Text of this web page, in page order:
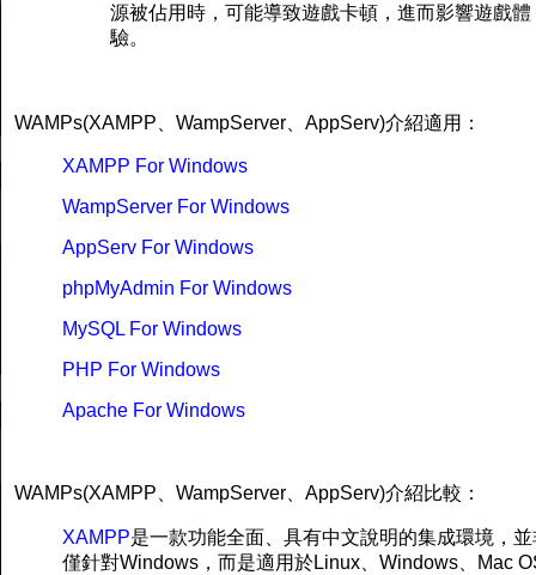
源被佔用時，可能導致遊戲卡頓，進而影響遊戲體
驗。
WAMPs(XAMPP、WampServer、AppServ)介紹適用：
XAMPP For Windows
WampServer For Windows
AppServ For Windows
phpMyAdmin For Windows
MySQL For Windows
PHP For Windows
Apache For Windows
WAMPs(XAMPP、WampServer、AppServ)介紹比較：
XAMPP是一款功能全面、具有中文說明的集成環境，並
僅針對Windows，而是適用於Linux、Windows、Mac